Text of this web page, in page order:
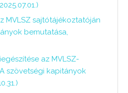
MVLSZ sajtótájékoztatóján
bemutatása,
az MVLSZ-
szövetségi kapitányok